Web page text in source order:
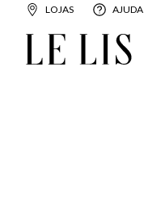
LOJAS AJUDA